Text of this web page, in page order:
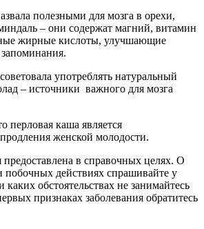
полезными для мозга в орехи,
– они содержат магний, витамин
жирные кислоты, улучшающие
употреблять натуральный
– источники важного для мозга
перловая каша является
женской молодости.
в справочных целях. О
побочных действиях спрашивайте у
обстоятельствах не занимайтесь
признаках заболевания обратитесь